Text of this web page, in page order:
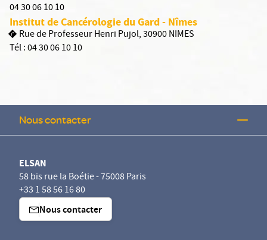
04 30 06 10 10
Institut de Cancérologie du Gard - Nîmes
Rue de Professeur Henri Pujol, 30900 NIMES
Tél :04 30 06 10 10
Nous contacter
ELSAN
58 bis rue la Boétie - 75008 Paris
+33 1 58 56 16 80
Nous contacter